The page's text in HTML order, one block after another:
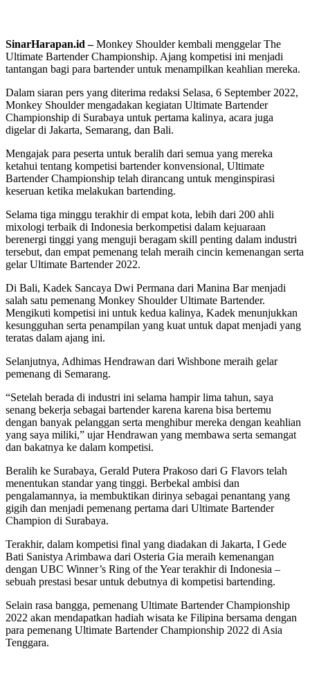
SinarHarapan.id –Monkey Shoulder kembali menggelar The
Ultimate Bartender Championship. Ajang kompetisi ini menjadi
tantangan bagi para bartender untuk menampilkan keahlian mereka.
Dalam siaran pers yang diterima redaksi Selasa, 6 September 2022,
Monkey Shoulder mengadakan kegiatan Ultimate Bartender
Championship di Surabaya untuk pertama kalinya, acara juga
digelar di Jakarta, Semarang, dan Bali.
Mengajak para peserta untuk beralih dari semua yang mereka
ketahui tentang kompetisi bartender konvensional, Ultimate
Bartender Championship telah dirancang untuk menginspirasi
keseruan ketika melakukan bartending.
Selama tiga minggu terakhir di empat kota, lebih dari 200 ahli
mixologi terbaik di Indonesia berkompetisi dalam kejuaraan
berenergi tinggi yang menguji beragam skill penting dalam industri
tersebut, dan empat pemenang telah meraih cincin kemenangan serta
gelar Ultimate Bartender 2022.
Di Bali, Kadek Sancaya Dwi Permana dari Manina Bar menjadi
salah satu pemenang Monkey Shoulder Ultimate Bartender.
Mengikuti kompetisi ini untuk kedua kalinya, Kadek menunjukkan
kesungguhan serta penampilan yang kuat untuk dapat menjadi yang
teratas dalam ajang ini.
Selanjutnya, Adhimas Hendrawan dari Wishbone meraih gelar
pemenang di Semarang.
“Setelah berada di industri ini selama hampir lima tahun, saya
senang bekerja sebagai bartender karena karena bisa bertemu
dengan banyak pelanggan serta menghibur mereka dengan keahlian
yang saya miliki,” ujar Hendrawan yang membawa serta semangat
dan bakatnya ke dalam kompetisi.
Beralih ke Surabaya, Gerald Putera Prakoso dari G Flavors telah
menentukan standar yang tinggi. Berbekal ambisi dan
pengalamannya, ia membuktikan dirinya sebagai penantang yang
gigih dan menjadi pemenang pertama dari Ultimate Bartender
Champion di Surabaya.
Terakhir, dalam kompetisi final yang diadakan di Jakarta, I Gede
Bati Sanistya Arimbawa dari Osteria Gia meraih kemenangan
dengan UBC Winner’s Ring of the Year terakhir di Indonesia –
sebuah prestasi besar untuk debutnya di kompetisi bartending.
Selain rasa bangga, pemenang Ultimate Bartender Championship
2022 akan mendapatkan hadiah wisata ke Filipina bersama dengan
para pemenang Ultimate Bartender Championship 2022 di Asia
Tenggara.